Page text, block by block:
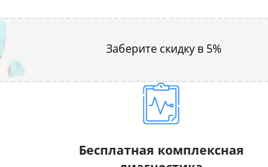
Заберите скидку в 5%
Бесплатная комплексная